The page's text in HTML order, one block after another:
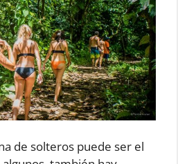
de solteros puede ser el